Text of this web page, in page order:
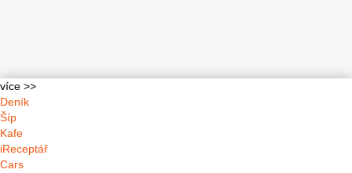
více >>
Deník
Šíp
Kafe
iReceptář
Cars